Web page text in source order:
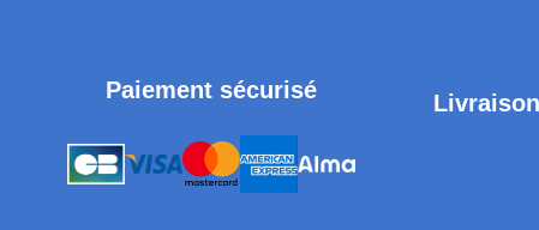
Paiement sécurisé